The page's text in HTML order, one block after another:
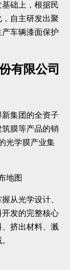
础上，根据民
自主研发出聚
车辆漆面保护
有限公司
新集团的全资子
膜等产品的销
光学膜产业集
从光学设计、
发的完整核心
挤出材料、溅